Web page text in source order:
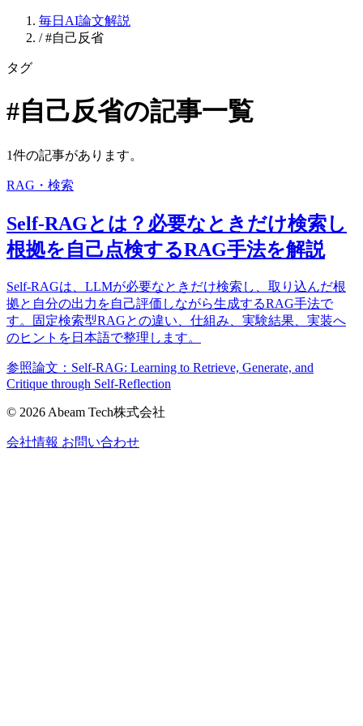
毎日AI論文解説
/ #自己反省
タグ
#自己反省の記事一覧
1件の記事があります。
RAG・検索
Self-RAGとは？必要なときだけ検索し
根拠を自己点検するRAG手法を解説
Self-RAGは、LLMが必要なときだけ検索し、取り込んだ根
拠と自分の出力を自己評価しながら生成するRAG手法で
す。固定検索型RAGとの違い、仕組み、実験結果、実装へ
のヒントを日本語で整理します。
参照論文：Self-RAG: Learning to Retrieve, Generate, and
Critique through Self-Reflection
© 2026 Abeam Tech株式会社
会社情報 お問い合わせ